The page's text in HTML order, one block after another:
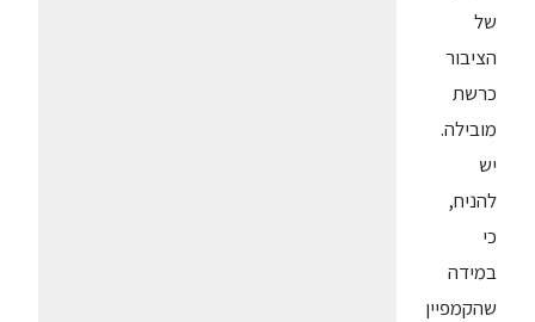
של
הציבור
כרשת
מובילה.
יש
להניח,
כי
במידה
שהקמפיין